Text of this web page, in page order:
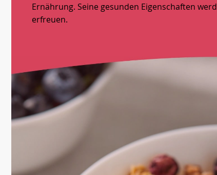
Ernährung. Seine gesunden Eigenschaften
erfreuen.